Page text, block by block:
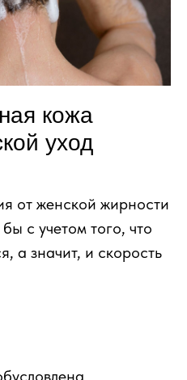
кожа
уход
от женской жирности
с учетом того, что
а значит, и скорость